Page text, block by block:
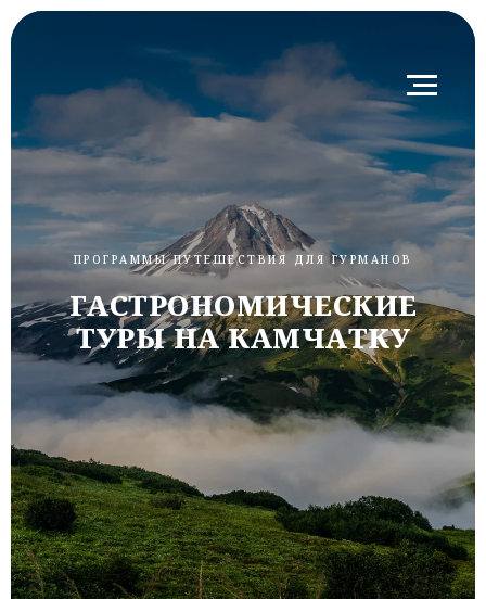
ПРОГРАММЫ ПУТЕШЕСТВИЯ ДЛЯ ГУРМАНОВ
ГАСТРОНОМИЧЕСКИЕ
ТУРЫ НА КАМЧАТКУ